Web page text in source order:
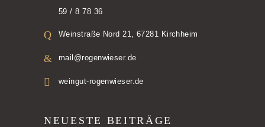
59 / 8 78 36
Weinstraße Nord 21, 67281 Kirchheim
mail@rogenwieser.de
weingut-rogenwieser.de
NEUESTE BEITRÄGE